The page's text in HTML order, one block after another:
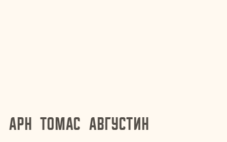
Арн Томас Августин